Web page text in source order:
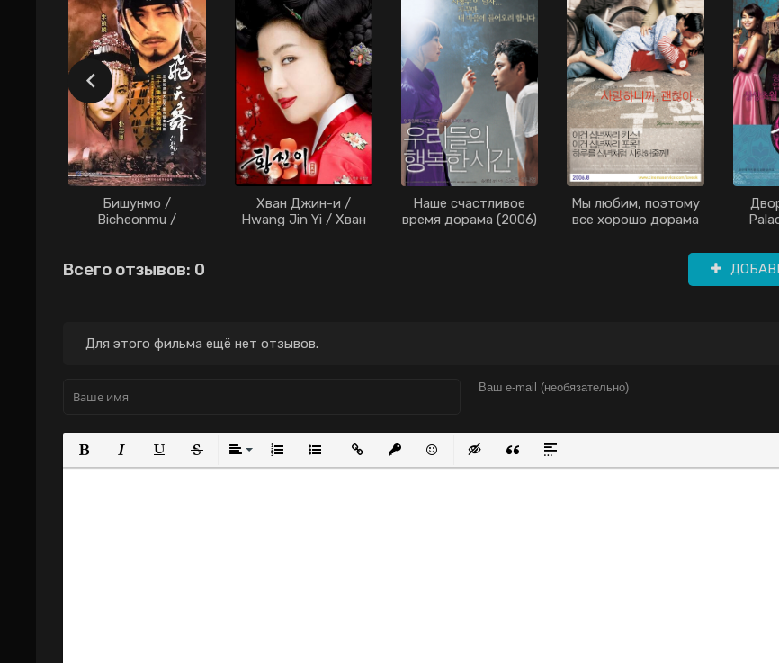
Бишунмо /
Bicheonmu /
небесах / Би Чхон
천무 / Fei Tian Wu
Хван Джин-и /
Hwang Jin Yi / Хван
Наше счастливое
время дорама (2006)
Мы любим, поэтому
все хорошо дорама
Всего отзывов: 0
Для этого фильма ещё нет отзывов.
Полужирный
КурсивПодчеркнутый
ЗачеркнутыйВыравнивание
Нумерованный список
Маркированный список
Вставить ссылку
Вставить защищенную ссылку
Вставить смайлик
Вставка скрытого текста
Вставка цитаты
Вставка спойлера